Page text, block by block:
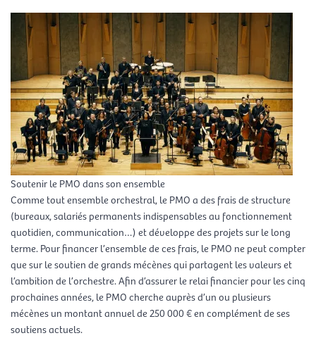
Soutenir le PMO dans son ensemble
Comme tout ensemble orchestral, le PMO a des frais de structure
(bureaux, salariés permanents indispensables au fonctionnement
quotidien, communication…) et développe des projets sur le long
terme. Pour financer l’ensemble de ces frais, le PMO ne peut compter
que sur le soutien de grands mécènes qui partagent les valeurs et
l’ambition de l’orchestre. Afin d’assurer le relai financier pour les cinq
prochaines années, le PMO cherche auprès d’un ou plusieurs
mécènes un montant annuel de 250 000 € en complément de ses
soutiens actuels.